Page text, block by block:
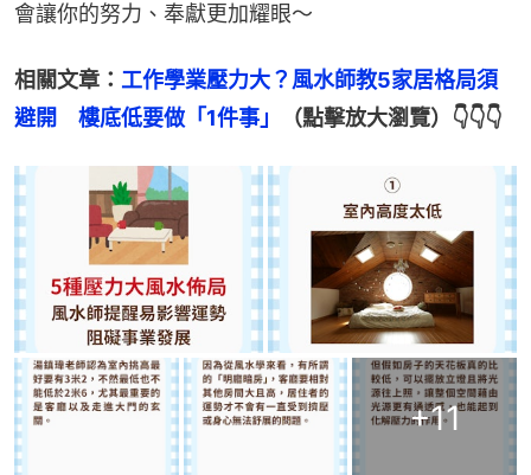
會讓你的努力、奉獻更加耀眼～
相關文章： 工作學業壓力大？風水師教5家居格局須
避開　樓底低要做「1件事」
（點擊放大瀏覽）👇👇👇
+11